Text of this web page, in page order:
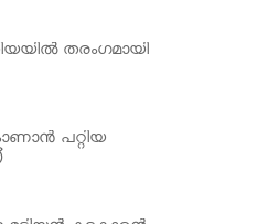
തരംഗമായി
പറ്റിയ